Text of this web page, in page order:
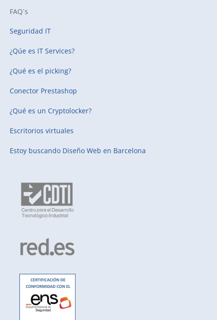
FAQ´s
Seguridad IT
¿Qúe es IT Services?
¿Qué es el picking?
Conector Prestashop
¿Qué es un Cryptolocker?
Escritorios virtuales
Estoy buscando Diseño Web en Barcelona